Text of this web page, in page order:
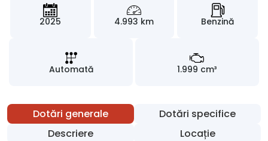
2025 4.993 km Benzină
Automată 1.999 cm³
Dotări generale
Dotări specifice
Descriere
Locație